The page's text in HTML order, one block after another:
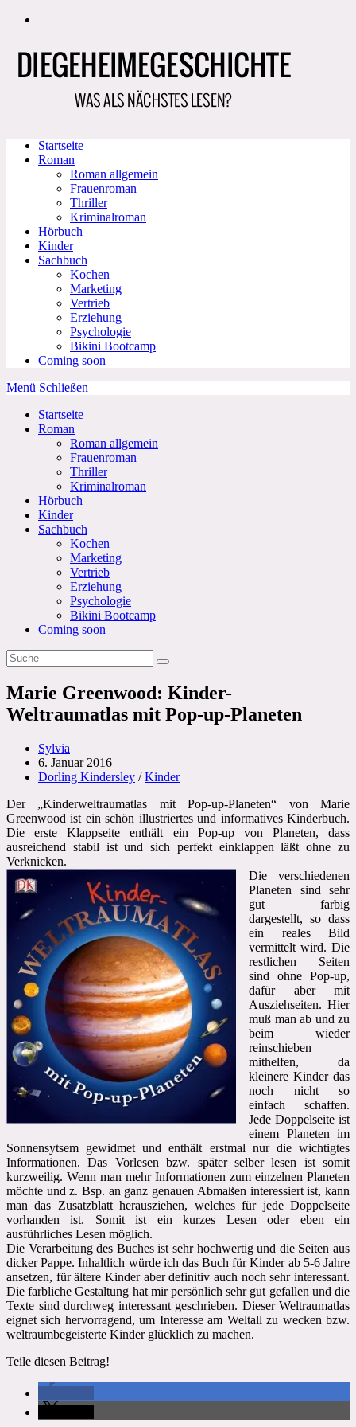
Zum
Startseite
Roman
Roman allgemein
Frauenroman
Thriller
Kriminalroman
Hörbuch
Kinder
Sachbuch
Kochen
Marketing
Vertrieb
Erziehung
Psychologie
Bikini Bootcamp
Coming soon
Menü Schließen
Startseite
Roman
Roman allgemein
Frauenroman
Thriller
Kriminalroman
Hörbuch
Kinder
Sachbuch
Kochen
Marketing
Vertrieb
Erziehung
Psychologie
Bikini Bootcamp
Coming soon
Marie Greenwood: Kinder-
Weltraumatlas mit Pop-up-Planeten
Beitrags-
Autor:
Sylvia
Beitrag
veröffentlicht:
6. Januar 2016
Beitrags-
Dorling Kindersley / Kinder
Der „Kinderweltraumatlas mit Pop-up-Planeten“ von Marie
Greenwood ist ein schön illustriertes und informatives Kinderbuch.
Die erste Klappseite enthält ein Pop-up von Planeten, dass
ausreichend stabil ist und sich perfekt einklappen läßt ohne zu
Verknicken.
Die verschiedenen
Planeten sind sehr
gut farbig
dargestellt, so dass
ein reales Bild
vermittelt wird. Die
restlichen Seiten
sind ohne Pop-up,
dafür aber mit
Ausziehseiten. Hier
muß man ab und zu
beim wieder
reinschieben
mithelfen, da
kleinere Kinder das
noch nicht so
einfach schaffen.
Jede Doppelseite ist
einem Planeten im
Sonnensytsem gewidmet und enthält erstmal nur die wichtigtes
Informationen. Das Vorlesen bzw. später selber lesen ist somit
kurzweilig. Wenn man mehr Informationen zum einzelnen Planeten
möchte und z. Bsp. an ganz genauen Abmaßen interessiert ist, kann
man das Zusatzblatt herausziehen, welches für jede Doppelseite
vorhanden ist. Somit ist ein kurzes Lesen oder eben ein
ausführliches Lesen möglich.
Die Verarbeitung des Buches ist sehr hochwertig und die Seiten aus
dicker Pappe. Inhaltlich würde ich das Buch für Kinder ab 5-6 Jahre
ansetzen, für ältere Kinder aber definitiv auch noch sehr interessant.
Die farbliche Gestaltung hat mir persönlich sehr gut gefallen und die
Texte sind durchweg interessant geschrieben. Dieser Weltraumatlas
eignet sich hervorragend, um Interesse am Weltall zu wecken bzw.
weltraumbegeisterte Kinder glücklich zu machen.
Teile diesen Beitrag!